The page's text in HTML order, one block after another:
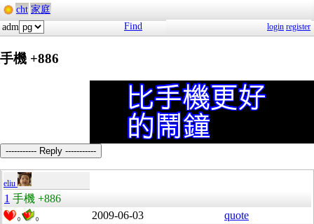
cht 家庭
adm
Find login register
手機 +886
----------- Reply -----------
eliu
1 手機 +886
0 0 2009-06-03 quote